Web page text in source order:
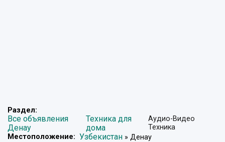
Раздел:
Все объявления
Денау
Техника для
дома
Аудио-Видео
Техника
Местоположение: Узбекистан » Денау